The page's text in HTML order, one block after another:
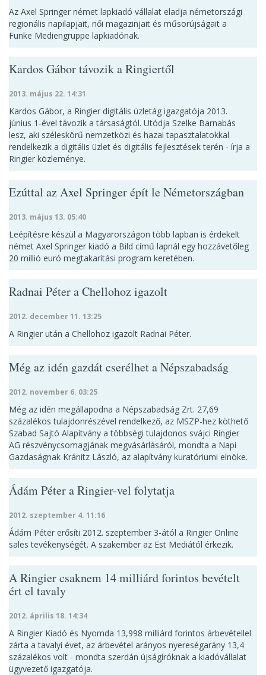
Az Axel Springer német lapkiadó vállalat eladja németországi
regionális napilapjait, női magazinjait és műsorújságait a
Funke Mediengruppe lapkiadónak.
Kardos Gábor távozik a Ringiertől
2013. május 22. 14:31
Kardos Gábor, a Ringier digitális üzletág igazgatója 2013.
június 1-ével távozik a társaságtól. Utódja Szelke Barnabás
lesz, aki széleskörű nemzetközi és hazai tapasztalatokkal
rendelkezik a digitális üzlet és digitális fejlesztések terén - írja a
Ringier közleménye.
Ezúttal az Axel Springer épít le Németországban
2013. május 13. 05:40
Leépítésre készül a Magyarországon több lapban is érdekelt
német Axel Springer kiadó a Bild című lapnál egy hozzávetőleg
20 millió euró megtakarítási program keretében.
Radnai Péter a Chellohoz igazolt
2012. december 11. 13:25
A Ringier után a Chellohoz igazolt Radnai Péter.
Még az idén gazdát cserélhet a Népszabadság
2012. november 6. 03:25
Még az idén megállapodna a Népszabadság Zrt. 27,69
százalékos tulajdonrészével rendelkező, az MSZP-hez köthető
Szabad Sajtó Alapítvány a többségi tulajdonos svájci Ringier
AG részvénycsomagjának megvásárlásáról, mondta a Napi
Gazdaságnak Kránitz László, az alapítvány kuratóriumi elnöke.
Ádám Péter a Ringier-vel folytatja
2012. szeptember 4. 11:16
Ádám Péter erősíti 2012. szeptember 3-ától a Ringier Online
sales tevékenységét. A szakember az Est Mediától érkezik.
A Ringier csaknem 14 milliárd forintos bevételt
ért el tavaly
2012. április 18. 14:34
A Ringier Kiadó és Nyomda 13,998 milliárd forintos árbevétellel
zárta a tavalyi évet, az árbevétel arányos nyereségarány 13,4
százalékos volt - mondta szerdán újságíróknak a kiadóvállalat
ügyvezető igazgatója.